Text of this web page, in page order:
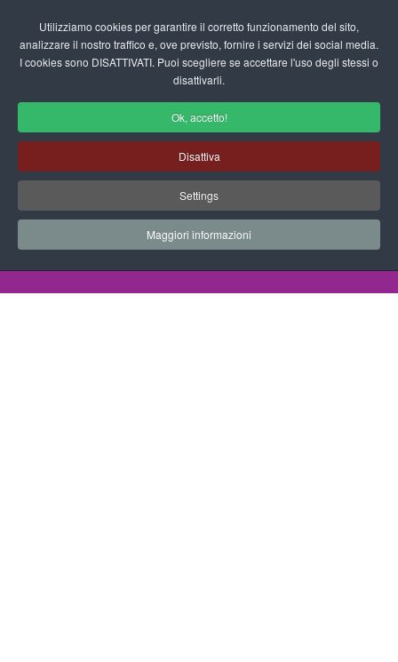
Utilizziamo cookies per garantire il corretto funzionamento del sito,
analizzare il nostro traffico e, ove previsto, fornire i servizi dei social media.
I cookies sono DISATTIVATI. Puoi scegliere se accettare l'uso degli stessi o
disattivarli.
Ok, accetto!
Disattiva
Settings
Maggiori informazioni
fas
Disegni da Colorare Medioevo
Progetti Didattici, Disegni, Schede
Didattiche e tanto altro ancora.
Disegni da Colorare